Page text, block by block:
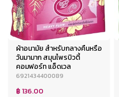
ผ้าอนามัย สำหรับกลางคืนหรือ
วันมามาก สมุนไพรบิวตี้
คอมฟอร์ท แอ็ดเวล
6921434400089
฿ 136.00